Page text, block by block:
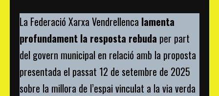
La Federació Xarxa Vendrellenca lamenta
profundament la resposta rebuda per part
del govern municipal en relació amb la proposta
presentada el passat 12 de setembre de 2025
sobre la millora de l’espai vinculat a la via verda